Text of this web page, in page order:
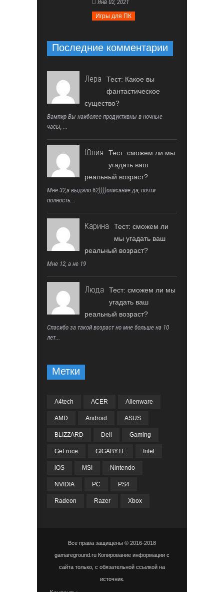
Янв 02, 2021
Игры для ПК
Последние комментарии
Лера
Тест: Какое вы
фантастическое
существо?
Вампир Вы наиболее продуктивны в ночные
часы, ...
Юлия
Тест: сможем ли мы
угадать ваш
реальный возраст?
Мне 32,а выдало 62))))описание да, почти
полность...
Карина
Тест: сможем ли
мы угадать ваш
реальный возраст?
Мне 12, а не 19
Люда
Тест: сможем ли мы
угадать ваш
реальный возраст?
Спасибо за такой возраст но мне больше на 10
лет...
Метки
A4tech ACER Alienware
AMD Android ASUS
BLIZZARD Dell Gaming
GeFroce GIGABYTE Intel
iOS MSI Nintendo
NVIDIA PC PS4
Radeon Razer Xbox
Все права защищены © 2016-2018
gamareground.ru Копирование информации с
сайта только, с обязательной ссылкой на
источник.